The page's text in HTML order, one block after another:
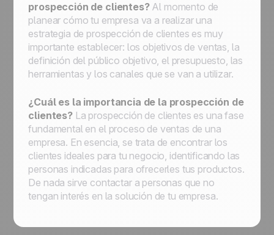
prospección de clientes?Al momento de
planear cómo tu empresa va a realizar una
estrategia de prospección de clientes es muy
importante establecer: los objetivos de ventas, la
definición del público objetivo, el presupuesto, las
herramientas y los canales que se van a utilizar.
¿Cuál es la importancia de la prospección de
clientes?La prospección de clientes es una fase
fundamental en el proceso de ventas de una
empresa. En esencia, se trata de encontrar los
clientes ideales para tu negocio, identificando las
personas indicadas para ofrecerles tus productos.
De nada sirve contactar a personas que no
tengan interés en la solución de tu empresa.